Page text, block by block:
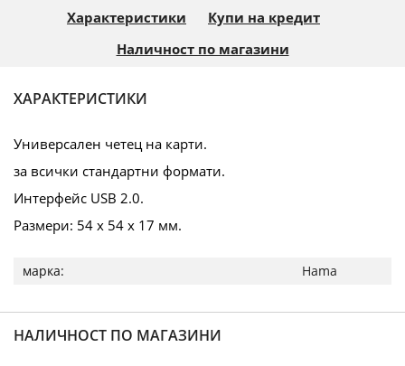
Характеристики
Купи на кредит
Наличност по магазини
ХАРАКТЕРИСТИКИ
Универсален четец на карти.
за всички стандартни формати.
Интерфейс USB 2.0.
Размери: 54 х 54 х 17 мм.
Повече
информация
Hama
НАЛИЧНОСТ ПО МАГАЗИНИ